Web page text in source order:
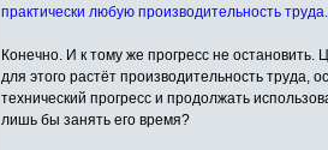
практически любую производительность
Конечно. И к тому же прогресс не
для этого растёт производительность труда,
технический прогресс и продолжать
лишь бы занять его время?